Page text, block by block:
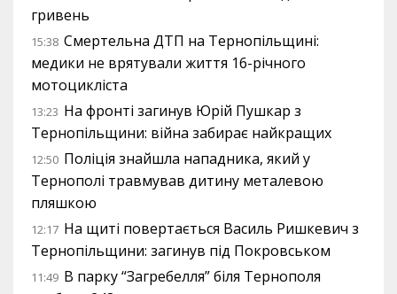
гривень
15:38 Смертельна ДТП на Тернопільщині:
медики не врятували життя 16-річного
мотоцикліста
13:23 На фронті загинув Юрій Пушкар з
Тернопільщини: війна забирає найкращих
12:50 Поліція знайшла нападника, який у
Тернополі травмував дитину металевою
пляшкою
12:17 На щиті повертається Василь Ришкевич з
Тернопільщини: загинув під Покровськом
11:49 В парку “Загребелля” біля Тернополя